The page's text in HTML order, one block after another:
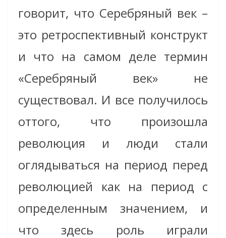
говорит, что Серебряный век –
это ретроспективный конструкт
и что на самом деле термин
«Серебряный век» не
существовал. И все получилось
оттого, что произошла
революция и люди стали
оглядываться на период перед
революцией как на период с
определенным значением, и
что здесь роль играли